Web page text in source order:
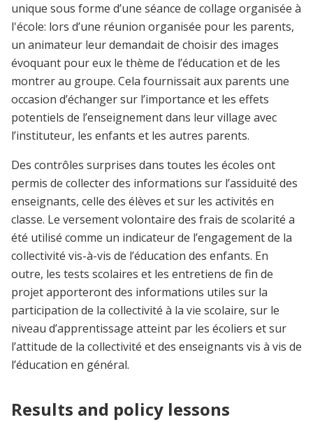
unique sous forme d’une séance de collage organisée à
l'école: lors d’une réunion organisée pour les parents,
un animateur leur demandait de choisir des images
évoquant pour eux le thème de l’éducation et de les
montrer au groupe. Cela fournissait aux parents une
occasion d’échanger sur l’importance et les effets
potentiels de l’enseignement dans leur village avec
l’instituteur, les enfants et les autres parents.
Des contrôles surprises dans toutes les écoles ont
permis de collecter des informations sur l’assiduité des
enseignants, celle des élèves et sur les activités en
classe. Le versement volontaire des frais de scolarité a
été utilisé comme un indicateur de l’engagement de la
collectivité vis-à-vis de l’éducation des enfants. En
outre, les tests scolaires et les entretiens de fin de
projet apporteront des informations utiles sur la
participation de la collectivité à la vie scolaire, sur le
niveau d’apprentissage atteint par les écoliers et sur
l’attitude de la collectivité et des enseignants vis à vis de
l’éducation en général.
Results and policy lessons